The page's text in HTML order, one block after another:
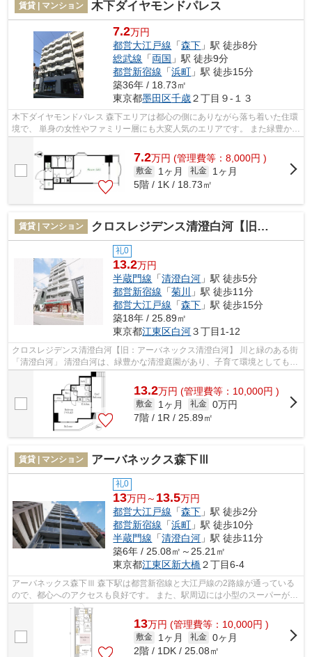
賃貸 | マンション 木下ダイヤモンドパレス
7.2万円
都営大江戸線 「森下 」駅 徒歩8分
総武線 「両国 」駅 徒歩9分
都営新宿線 「浜町 」駅 徒歩15分
築36年 / 18.73㎡
東京都墨田区千歳２丁目９-１３
木下ダイヤモンドパレス 森下エリアは都心の側にありながら落ち着いた住環
境で、 単身の女性やファミリー層にも大変人気のエリアです。 また緑豊か
7.2万円 (管理費等：8,000円 )
敷金 1ヶ月 礼金
1ヶ月
5階 / 1K / 18.73㎡
賃貸 | マンション クロスレジデンス清澄白河【旧：アーバネックス清澄白河】
礼0
13.2万円
半蔵門線 「清澄白河 」駅 徒歩5分
都営新宿線 「菊川
」駅 徒歩11分
都営大江戸線 「森下 」駅 徒歩15分
築18年 / 25.89㎡
東京都江東区白河３丁目1-12
クロスレジデンス清澄白河【旧：アーバネックス清澄白河】 川と緑のある街
「清澄白河」 清澄白河は、緑豊かな清澄庭園があり、子育て環境としてもよ
く、 住環境良好でファミリー層や...
13.2万円 (管理費等：10,000円 )
敷金 1ヶ月 礼金 0万円
7階 / 1R / 25.89㎡
賃貸 | マンション アーバネックス森下Ⅲ
礼0
13万円～ 13.5万円
都営大江戸線 「森下 」駅 徒歩2分
都営新宿線 「浜町 」駅 徒歩10分
半蔵門線 「清澄白河 」駅 徒歩11分
築6年 / 25.08㎡～25.21㎡
東京都江東区新大橋２丁目6-4
アーバネックス森下Ⅲ 森下駅は都営新宿線と大江戸線の2路線が通っている
ので、都心へのアクセスも良好です。 また、駅周辺には小型のスーパーが点
在しているのでお買い物にも便利。 ...
13万円 (管理費等：10,000円 )
敷金 1ヶ月 礼金 0ヶ月
2階 / 1DK / 25.08㎡